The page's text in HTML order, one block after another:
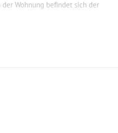
Wohnung befindet sich der